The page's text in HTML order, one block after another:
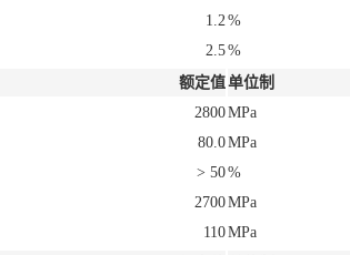
1.2%
2.5%
额定值单位制
2800MPa
80.0MPa
> 50%
2700MPa
110MPa